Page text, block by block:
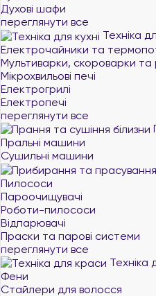
Духові шафи
переглянути все
Техніка
Електрочайники та
Мультиварки, скороварки та
Мікрохвильові печі
Електрогрилі
Електропечі
переглянути все
Пральні машини
Сушильні машини
Пилососи
Пароочищувачі
Роботи-пилососи
Відпарювачі
Праски та парові системи
переглянути все
Техніка
Фени
Стайлери для волосся